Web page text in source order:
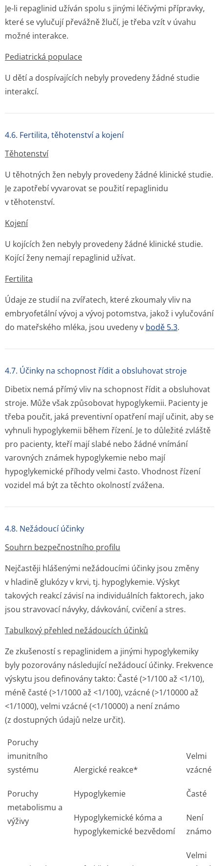
Je-li repaglinid užíván spolu s jinými léčivými přípravky,
které se vylučují převážně žlučí, je třeba vzít v úvahu
možné interakce.
Pediatrická populace
U dětí a dospívajících nebyly provedeny žádné studie
interakcí.
4.6. Fertilita, těhotenství a kojení
Těhotenství
U těhotných žen nebyly provedeny žádné klinické studie.
Je zapotřebí vyvarovat se použití repaglinidu
v těhotenství.
Kojení
U kojících žen nebyly provedeny žádné klinické studie.
Kojící ženy nemají repaglinid užívat.
Fertilita
Údaje ze studií na zvířatech, které zkoumaly vliv na
embryofetální vývoj a vývoj potomstva, jakož i vylučování
do mateřského mléka, jsou uvedeny v bodě 5.3.
4.7. Účinky na schopnost řídit a obsluhovat stroje
Dibetix nemá přímý vliv na schopnost řídit a obsluhovat
stroje. Může však způsobovat hypoglykemii. Pacienty je
třeba poučit, jaká preventivní opatření mají učinit, aby se
vyhnuli hypoglykemii během řízení. Je to důležité zvláště
pro pacienty, kteří mají slabé nebo žádné vnímání
varovných známek hypoglykemie nebo mají
hypoglykemické příhody velmi často. Vhodnost řízení
vozidel má být za těchto okolností zvážena.
4.8. Nežádoucí účinky
Souhrn bezpečnostního profilu
Nejčastěji hlášenými nežádoucími účinky jsou změny
v hladině glukózy v krvi, tj. hypoglykemie. Výskyt
takových reakcí závisí na individuálních faktorech, jako
jsou stravovací návyky, dávkování, cvičení a stres.
Tabulkový přehled nežádoucích účinků
Ze zkušeností s repaglinidem a jinými hypoglykemiky
byly pozorovány následující nežádoucí účinky. Frekvence
výskytu jsou definovány takto: Časté (>1/100 až <1/10),
méně časté (>1/1000 až <1/100), vzácné (>1/10000 až
<1/1000), velmi vzácné (<1/10000) a není známo
(z dostupných údajů nelze určit).
Poruchy
imunitního
systému
Alergické reakce*
Velmi
vzácné
Poruchy
metabolismu a
výživy
Hypoglykemie Časté
Hypoglykemické kóma a
hypoglykemické bezvědomí
Není
známo
Velmi